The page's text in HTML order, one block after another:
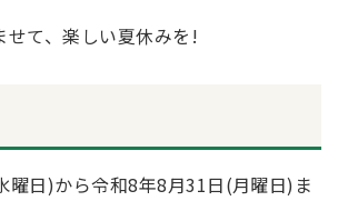
せて、楽しい夏休みを!
曜日)から令和8年8月31日(月曜日)ま